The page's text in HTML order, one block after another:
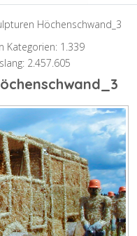
Höchenschwand_3
Kategorien: 1.339
2.457.605